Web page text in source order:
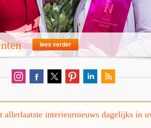
lees verder
allerlaatste interieurnieuws dagelijks in